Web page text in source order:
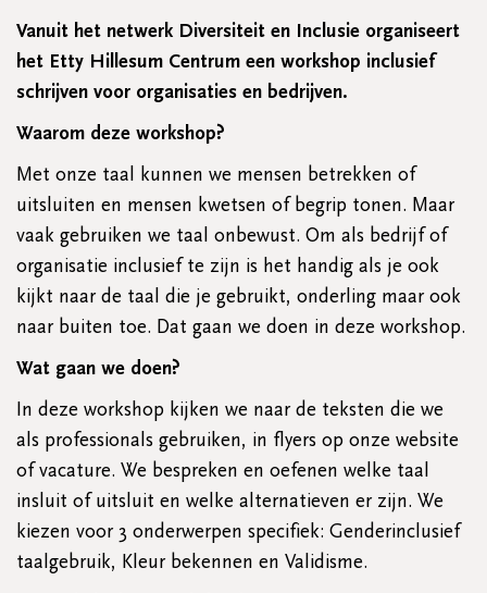
Vanuit het netwerk Diversiteit en Inclusie organiseert
het Etty Hillesum Centrum een workshop inclusief
schrijven voor organisaties en bedrijven.
Waarom deze workshop?
Met onze taal kunnen we mensen betrekken of
uitsluiten en mensen kwetsen of begrip tonen. Maar
vaak gebruiken we taal onbewust. Om als bedrijf of
organisatie inclusief te zijn is het handig als je ook
kijkt naar de taal die je gebruikt, onderling maar ook
naar buiten toe. Dat gaan we doen in deze workshop.
Wat gaan we doen?
In deze workshop kijken we naar de teksten die we
als professionals gebruiken, in flyers op onze website
of vacature. We bespreken en oefenen welke taal
insluit of uitsluit en welke alternatieven er zijn. We
kiezen voor 3 onderwerpen specifiek: Genderinclusief
taalgebruik, Kleur bekennen en Validisme.